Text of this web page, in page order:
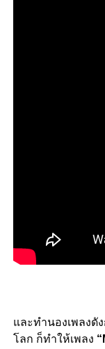
และทำนองเพลง
โลก ก็ทำให้เพลง​